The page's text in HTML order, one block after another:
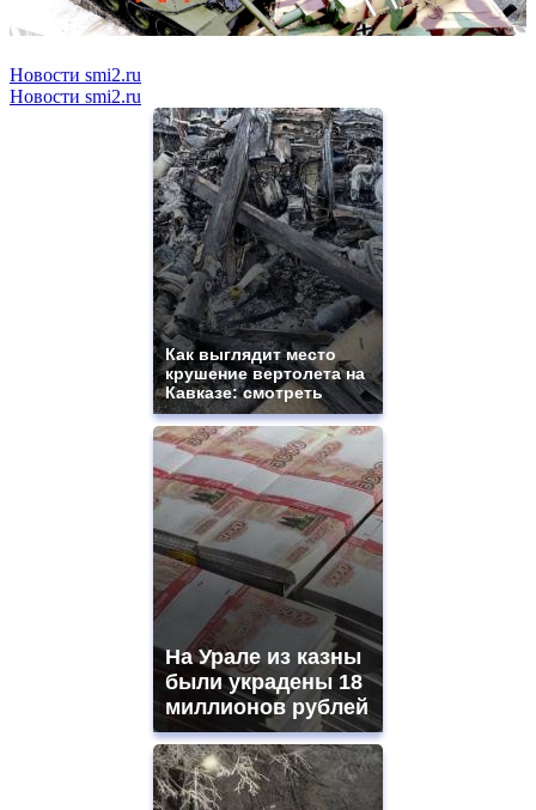
Новости smi2.ru
Новости smi2.ru
Как выглядит место
крушение вертолета на
Кавказе: смотреть
На Урале из казны
были украдены 18
миллионов рублей